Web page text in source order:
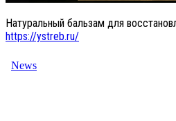
Натуральный бальзам для
https://ystreb.ru/